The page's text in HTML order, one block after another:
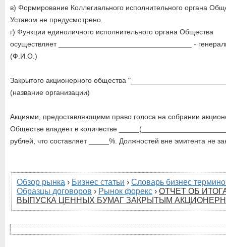
в) Формирование Коллегиального исполнительного органа
Уставом не предусмотрено.
г) Функции единоличного исполнительного органа Общества
осуществляет _________________________________ -
(Ф.И.О.)
Закрытого акционерного общества
(название организации)
Акциями, предоставляющими право голоса на собрании
Обществе владеет в количестве
рублей, что составляет _____%. Должностей вне эмитента не
Обзор рынка › Бизнес статьи › Словарь бизнес
Образцы договоров › Рынок форекс › ОТЧЕТ ОБ
ВЫПУСКА ЦЕННЫХ БУМАГ ЗАКРЫТЫМ